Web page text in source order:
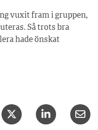
vuxit fram i gruppen,
Så trots bra
hade önskat